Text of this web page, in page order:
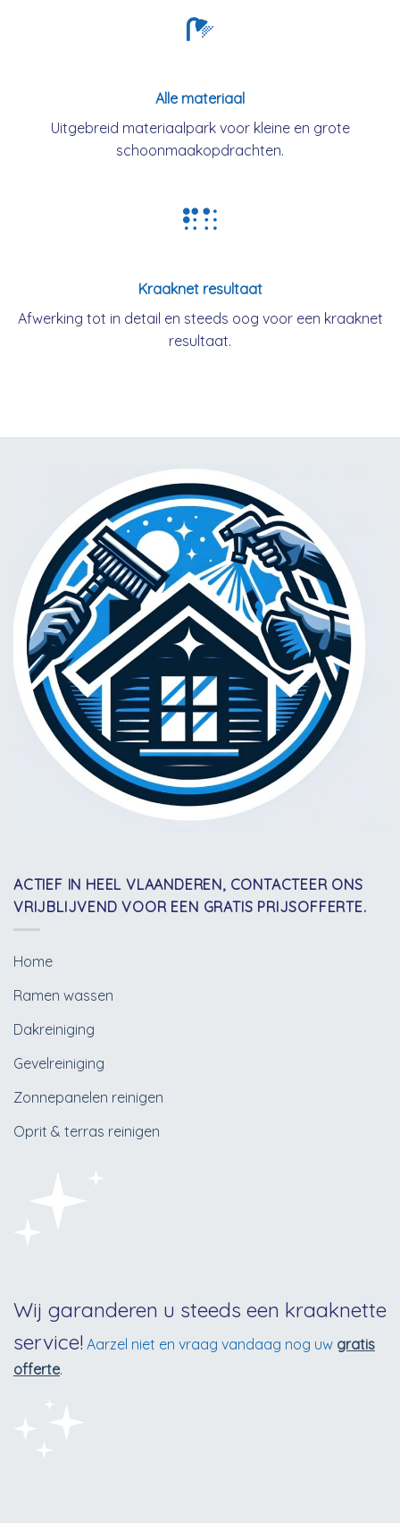
Alle materiaal
Uitgebreid materiaalpark voor kleine en grote
schoonmaakopdrachten.
Kraaknet resultaat
Afwerking tot in detail en steeds oog voor een kraaknet
resultaat.
ACTIEF IN HEEL VLAANDEREN, CONTACTEER ONS
VRIJBLIJVEND VOOR EEN GRATIS PRIJSOFFERTE.
Home
Ramen wassen
Dakreiniging
Gevelreiniging
Zonnepanelen reinigen
Oprit & terras reinigen
Wij garanderen u steeds een kraaknette
service! Aarzel niet en vraag vandaag nog uw gratis
offerte.